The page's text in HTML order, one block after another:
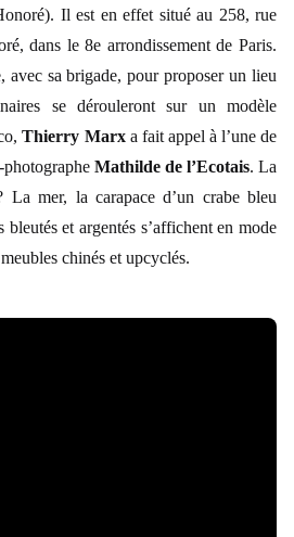
Il est en effet situé au 258, rue
dans le 8e arrondissement de Paris.
sa brigade, pour proposer un lieu
se dérouleront sur un modèle
Thierry Marxa fait appel à l’une de
photographe Mathilde de l’Ecotais. La
mer, la carapace d’un crabe bleu
et argentés s’affichent en mode
chinés et upcyclés.